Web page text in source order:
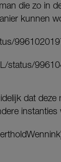
die zo in
kunnen
status/
dat